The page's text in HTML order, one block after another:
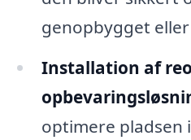
genopbygget
Installation af
optimere pladsen